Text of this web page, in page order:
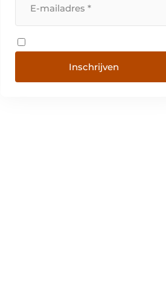
Inschrijven